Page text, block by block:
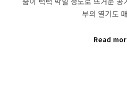
부의 열기도
Read